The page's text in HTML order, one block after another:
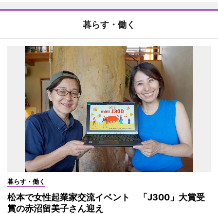
暮らす・働く
暮らす・働く
松本で女性起業家交流イベント 「J300」大賞受
賞の赤沼留美子さん迎え